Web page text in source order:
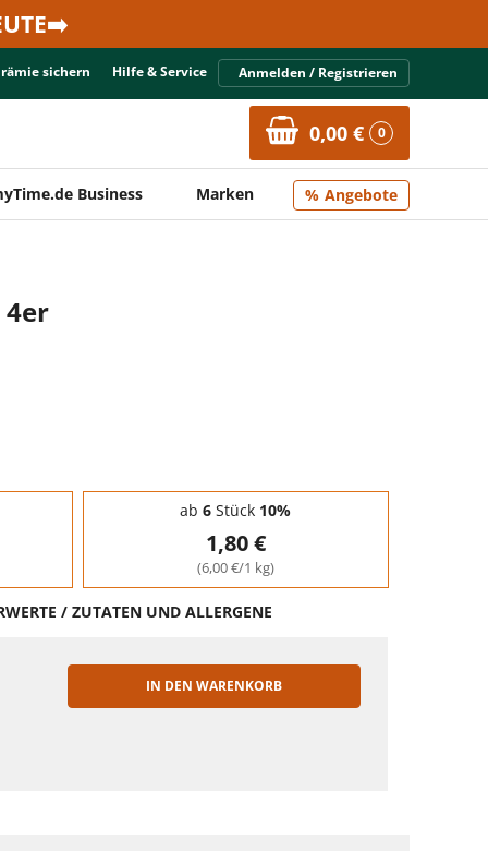
sichern Hilfe & Service Anmelden / Registrieren
0,00 € 0
Business Marken Angebote
4er
ab 6 Stück 10%
1,80 €
(6,00 €/1 kg)
/ ZUTATEN UND ALLERGENE
IN DEN WARENKORB